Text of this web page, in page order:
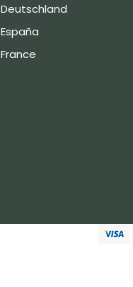
Deutschland
España
France